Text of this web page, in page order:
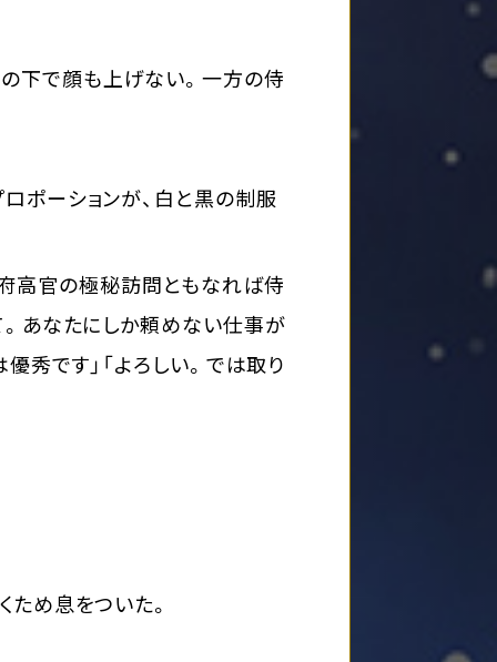
の下で顔も上げない。一方の侍
ポーションが、白と黒の制服
府高官の極秘訪問ともなれば侍
。あなたにしか頼めない仕事が
秀です」「よろしい。では取り
め息をついた。